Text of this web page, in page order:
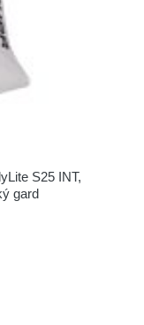
S25 INT,
gard